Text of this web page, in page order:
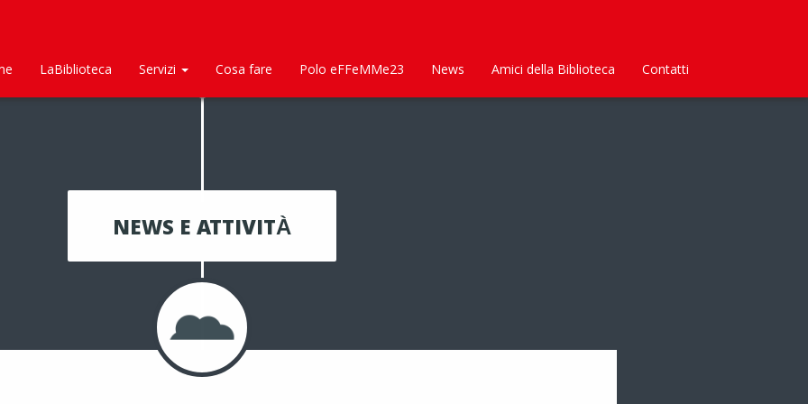
LaBiblioteca Servizi Cosa fare Polo eFFeMMe23 News Amici della Biblioteca Contatti
NEWS E ATTIVITÀ